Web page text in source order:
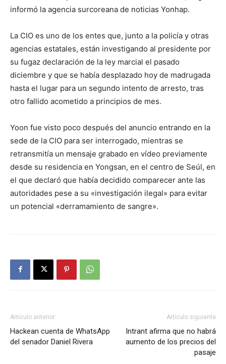
informó la agencia surcoreana de noticias Yonhap.
La CIO es uno de los entes que, junto a la policía y otras
agencias estatales, están investigando al presidente por
su fugaz declaración de la ley marcial el pasado
diciembre y que se había desplazado hoy de madrugada
hasta el lugar para un segundo intento de arresto, tras
otro fallido acometido a principios de mes.
Yoon fue visto poco después del anuncio entrando en la
sede de la CIO para ser interrogado, mientras se
retransmitía un mensaje grabado en vídeo previamente
desde su residencia en Yongsan, en el centro de Seúl, en
el que declaró que había decidido comparecer ante las
autoridades pese a su «investigación ilegal» para evitar
un potencial «derramamiento de sangre».
Artículo anterior
Hackean cuenta de WhatsApp
del senador Daniel Rivera
Artículo siguiente
Intrant afirma que no habrá
aumento de los precios del
pasaje